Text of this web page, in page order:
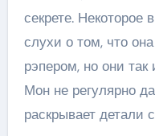
секрете. Некоторое
слухи о том, что
рэпером, но они
Мон не регулярно
раскрывает детали